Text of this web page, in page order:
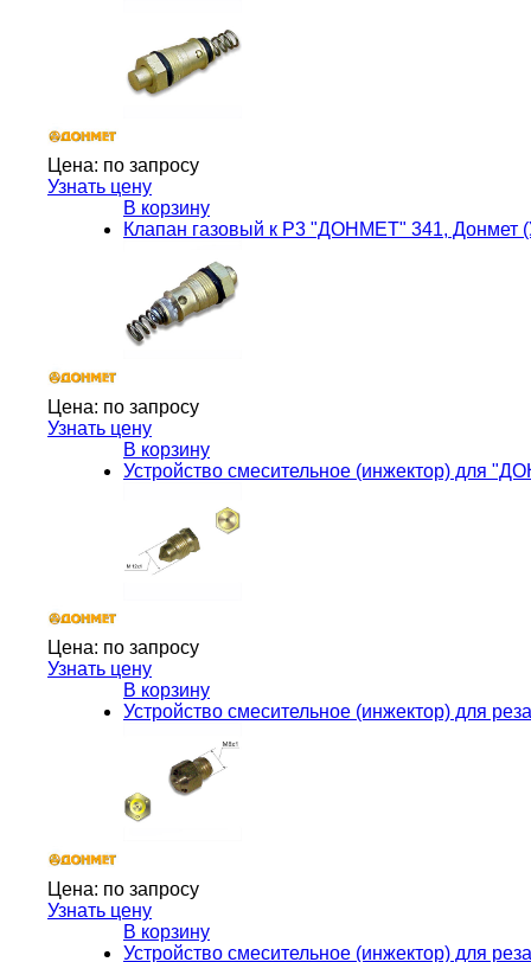
Цена: по запросу
Узнать цену
В корзину
Клапан газовый к Р3 "ДОНМЕТ" 341, Донмет
Цена: по запросу
Узнать цену
В корзину
Устройство смесительное (инжектор) для
Цена: по запросу
Узнать цену
В корзину
Устройство смесительное (инжектор) для
Цена: по запросу
Узнать цену
В корзину
Устройство смесительное (инжектор) для